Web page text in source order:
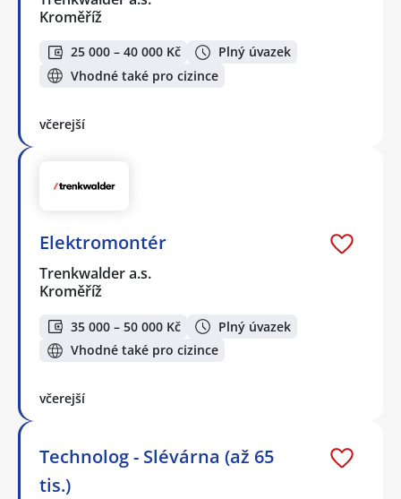
Kroměříž
25 000 – 40 000 Kč
Plný úvazek
Vhodné také pro cizince
včerejší
Elektromontér
Trenkwalder a.s.
Kroměříž
35 000 – 50 000 Kč
Plný úvazek
Vhodné také pro cizince
včerejší
Technolog - Slévárna (až 65
tis.)